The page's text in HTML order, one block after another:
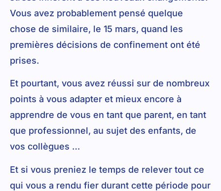
Vous avez probablement pensé quelque
chose de similaire, le 15 mars, quand les
premières décisions de confinement ont été
prises.
Et pourtant, vous avez réussi sur de nombreux
points à vous adapter et mieux encore à
apprendre de vous en tant que parent, en tant
que professionnel, au sujet des enfants, de
vos collègues …
Et si vous preniez le temps de relever tout ce
qui vous a rendu fier durant cette période pour